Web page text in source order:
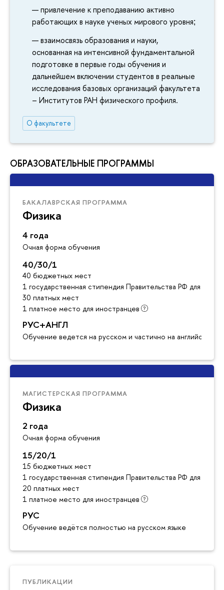
привлечение к преподаванию активно
работающих в науке ученых мирового уровня;
взаимосвязь образования и науки,
основанная на интенсивной фундаментальной
подготовке в первые годы обучения и
дальнейшем включении студентов в реальные
исследования базовых организаций факультета
– Институтов РАН физического профиля.
О факультете
ОБРАЗОВАТЕЛЬНЫЕ ПРОГРАММЫ
БАКАЛАВРСКАЯ ПРОГРАММА
Физика
4 года
Очная форма обучения
40/30/1
40 бюджетных мест
1 государственная стипендия Правительства РФ для
30 платных мест
1 платное место для иностранцев
РУС+АНГЛ
Обучение ведется на русском и частично на английском
МАГИСТЕРСКАЯ ПРОГРАММА
Физика
2 года
Очная форма обучения
15/20/1
15 бюджетных мест
1 государственная стипендия Правительства РФ для
20 платных мест
1 платное место для иностранцев
РУС
Обучение ведётся полностью на русском языке
ПУБЛИКАЦИИ